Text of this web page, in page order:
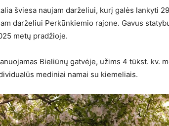
šviesa naujam darželiui, kurį galės lankyti
darželiui Perkūnkiemio rajone. Gavus
metų pradžioje.
Bieliūnų gatvėje, užims 4 tūkst. kv.
mediniai namai su kiemeliais.